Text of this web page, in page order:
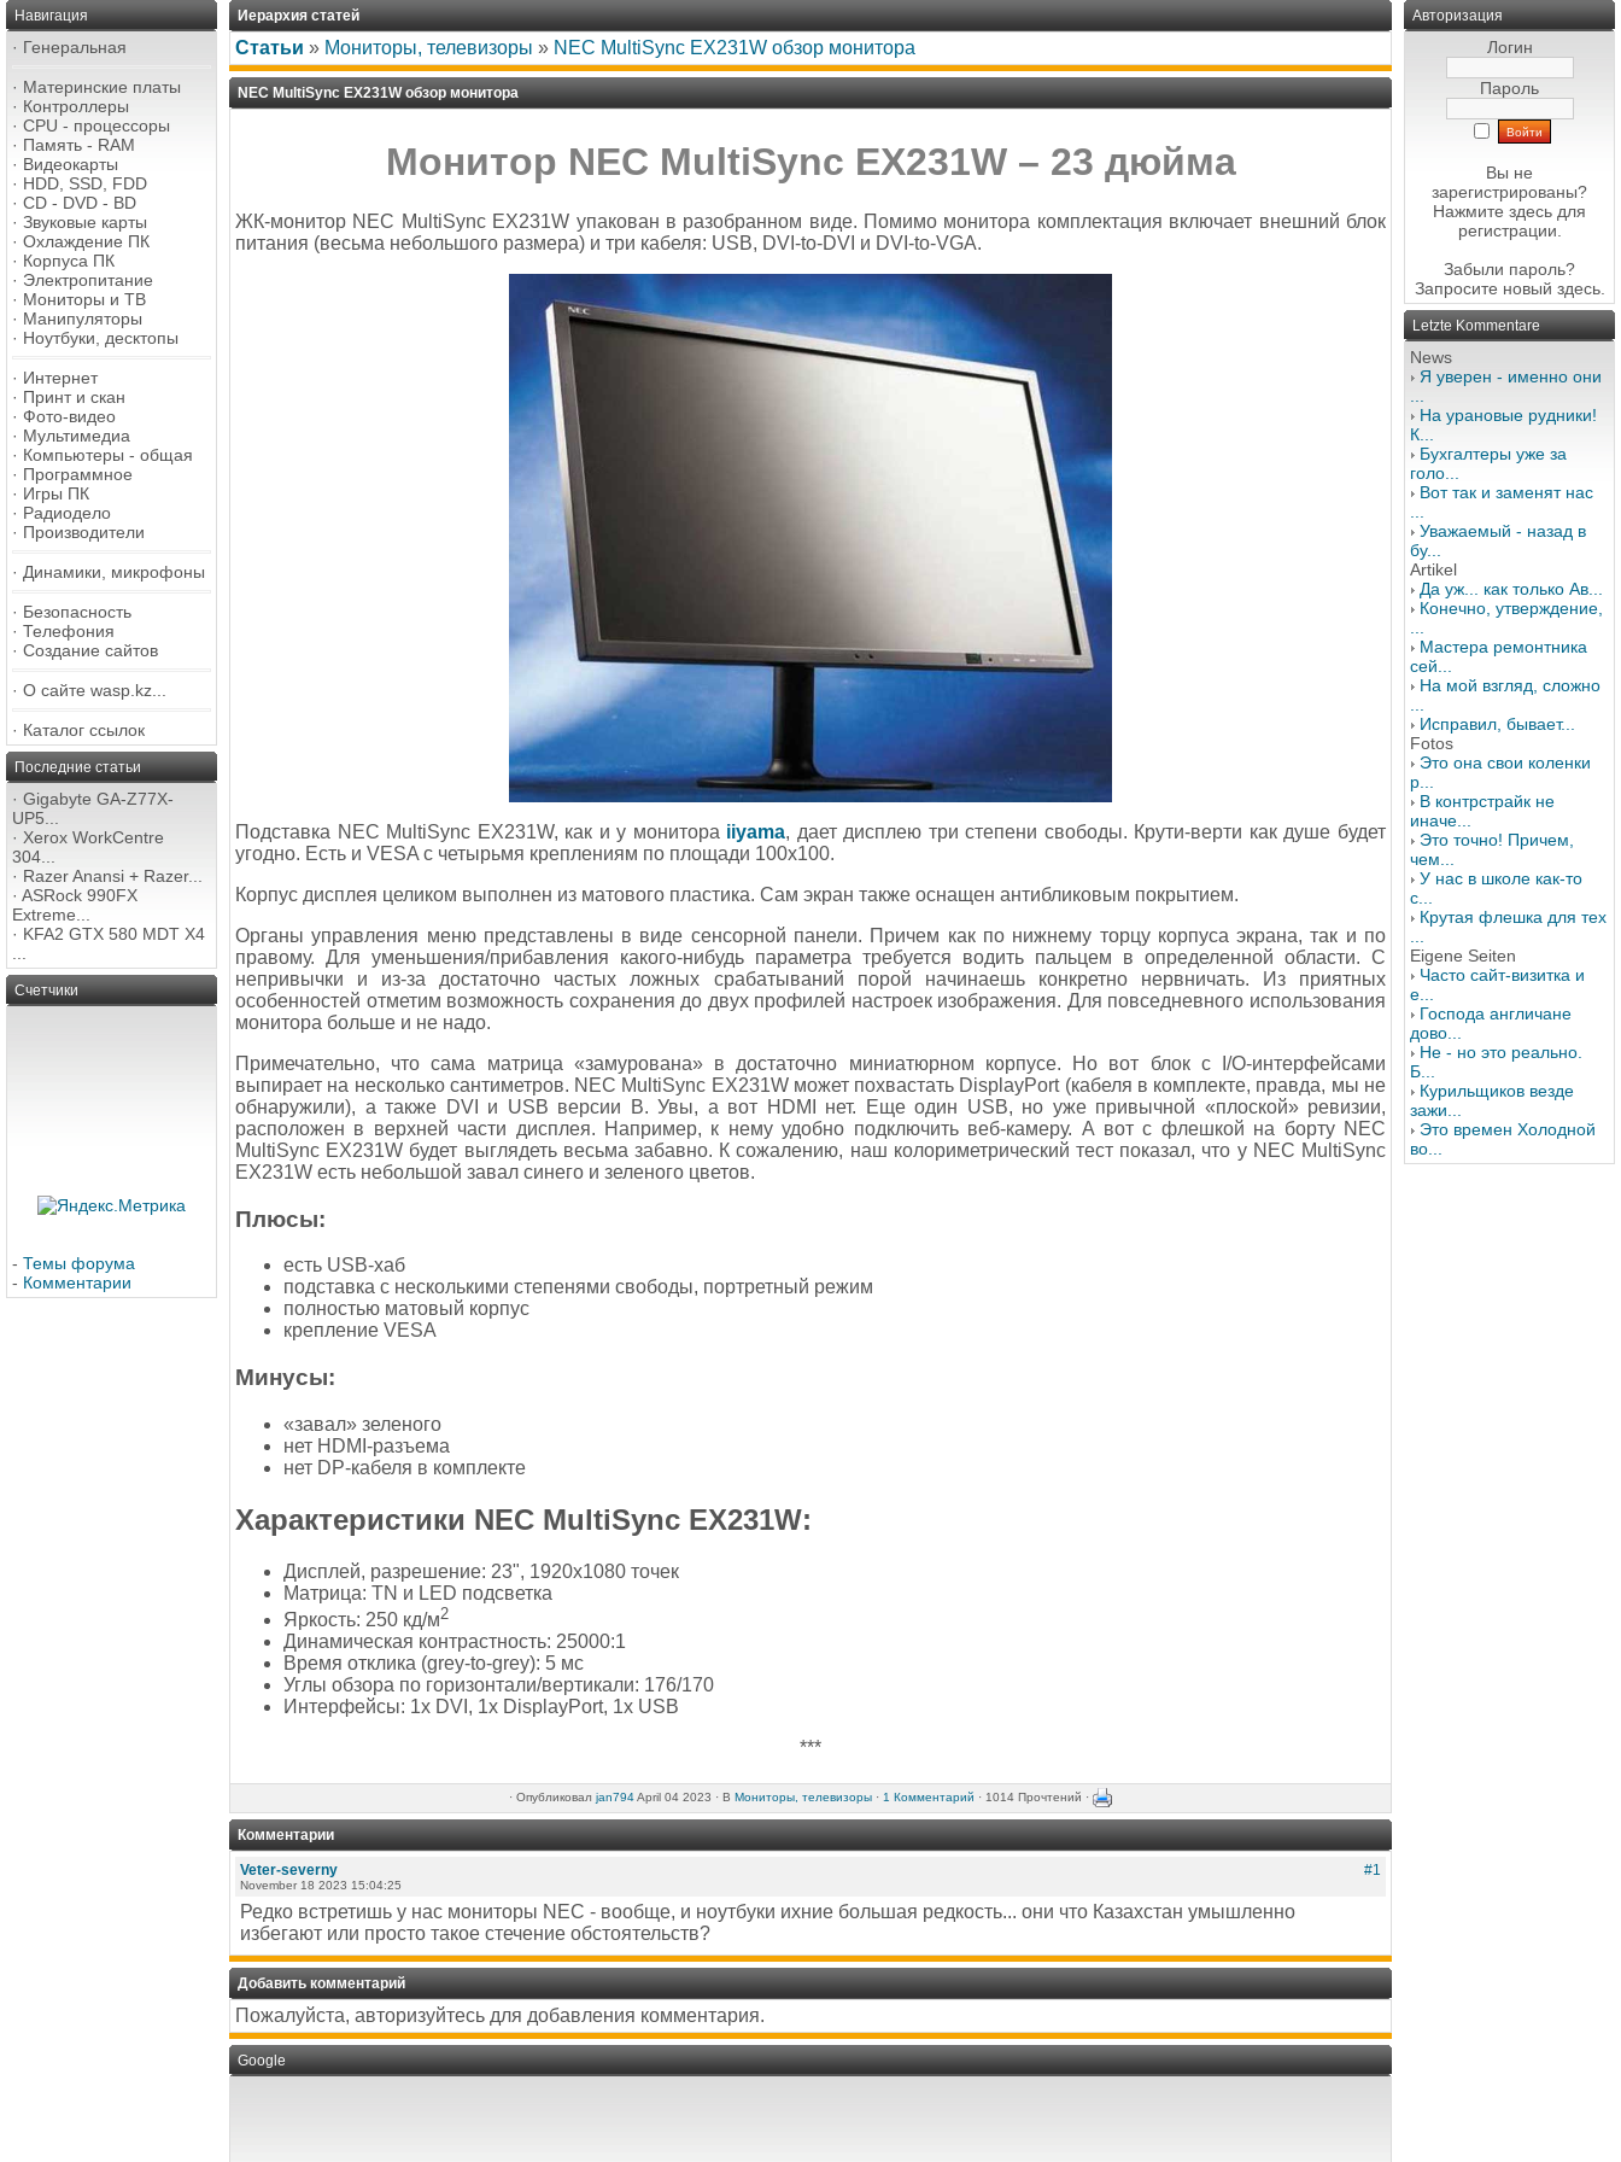
Навигация
· Генеральная
· Материнские платы
· Контроллеры
· CPU - процессоры
· Память - RAM
· Видеокарты
· HDD, SSD, FDD
· CD - DVD - BD
· Звуковые карты
· Охлаждение ПК
· Корпуса ПК
· Электропитание
· Мониторы и ТВ
· Манипуляторы
· Ноутбуки, десктопы
· Интернет
· Принт и скан
· Фото-видео
· Мультимедиа
· Компьютеры - общая
· Программное
· Игры ПК
· Радиодело
· Производители
· Динамики, микрофоны
· Безопасность
· Телефония
· Создание сайтов
· О сайте wasp.kz...
· Каталог ссылок
Последние статьи
· Gigabyte GA-Z77X-
UP5...
· Xerox WorkCentre
304...
· Razer Anansi + Razer...
· ASRock 990FX
Extreme...
· KFA2 GTX 580 MDT X4
Счетчики
- Темы форума
- Комментарии
Иерархия статей
Статьи » Мониторы, телевизоры » NEC MultiSync EX231W обзор монитора
NEC MultiSync EX231W обзор монитора
Монитор NEC MultiSync EX231W – 23 дюйма
ЖК-монитор NEC MultiSync EX231W упакован в разобранном виде. Помимо монитора комплектация включает внешний блок
питания (весьма небольшого размера) и три кабеля: USB, DVI-to-DVI и DVI-to-VGA.
Подставка NEC MultiSync EX231W, как и у монитора iiyama, дает дисплею три степени свободы. Крути-верти как душе будет
угодно. Есть и VESA с четырьмя креплениям по площади 100x100.
Корпус дисплея целиком выполнен из матового пластика. Сам экран также оснащен антибликовым покрытием.
Органы управления меню представлены в виде сенсорной панели. Причем как по нижнему торцу корпуса экрана, так и по
правому. Для уменьшения/прибавления какого-нибудь параметра требуется водить пальцем в определенной области. С
непривычки и из-за достаточно частых ложных срабатываний порой начинаешь конкретно нервничать. Из приятных
особенностей отметим возможность сохранения до двух профилей настроек изображения. Для повседневного использования
монитора больше и не надо.
Примечательно, что сама матрица «замурована» в достаточно миниатюрном корпусе. Но вот блок с I/O-интерфейсами
выпирает на несколько сантиметров. NEC MultiSync EX231W может похвастать DisplayPort (кабеля в комплекте, правда, мы не
обнаружили), а также DVI и USB версии В. Увы, а вот HDMI нет. Еще один USB, но уже привычной «плоской» ревизии,
расположен в верхней части дисплея. Например, к нему удобно подключить веб-камеру. А вот с флешкой на борту NEC
MultiSync EX231W будет выглядеть весьма забавно. К сожалению, наш колориметрический тест показал, что у NEC MultiSync
EX231W есть небольшой завал синего и зеленого цветов.
Плюсы:
есть USB-хаб
подставка с несколькими степенями свободы, портретный режим
полностью матовый корпус
крепление VESA
Минусы:
«завал» зеленого
нет HDMI-разъема
нет DP-кабеля в комплекте
Характеристики NEC MultiSync EX231W:
Дисплей, разрешение: 23", 1920x1080 точек
Матрица: TN и LED подсветка
Яркость: 250 кд/м2
Динамическая контрастность: 25000:1
Время отклика (grey-to-grey): 5 мс
Углы обзора по горизонтали/вертикали: 176/170
Интерфейсы: 1x DVI, 1x DisplayPort, 1x USB
***
· Опубликовал jan794April 04 2023 · В Мониторы, телевизоры · 1 Комментарий · 1014 Прочтений ·
Комментарии
#1
Veter-severny
November 18 2023 15:04:25
Редко встретишь у нас мониторы NEC - вообще, и ноутбуки ихние большая редкость... они что Казахстан умышленно
избегают или просто такое стечение обстоятельств?
Добавить комментарий
Пожалуйста, авторизуйтесь для добавления комментария.
Google
Авторизация
Логин
Пароль
Вы не
зарегистрированы?
Нажмите здесь для
регистрации.
Забыли пароль?
Запросите новый здесь.
Letzte Kommentare
News
Я уверен - именно они
На урановые рудники!
К...
Бухгалтеры уже за
голо...
Вот так и заменят нас
Уважаемый - назад в
бу...
Artikel
Да уж... как только Ав...
Конечно, утверждение,
Мастера ремонтника
сей...
На мой взгляд, сложно
Исправил, бывает...
Fotos
Это она свои коленки
р...
В контрстрайк не
иначе...
Это точно! Причем,
чем...
У нас в школе как-то
с...
Крутая флешка для тех
Eigene Seiten
Часто сайт-визитка и
е...
Господа англичане
дово...
Не - но это реально.
Б...
Курильщиков везде
зажи...
Это времен Холодной
во...